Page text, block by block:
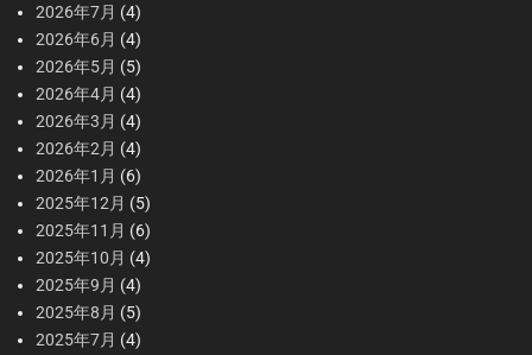
2026年7月 (4)
2026年6月 (4)
2026年5月 (5)
2026年4月 (4)
2026年3月 (4)
2026年2月 (4)
2026年1月 (6)
2025年12月 (5)
2025年11月 (6)
2025年10月 (4)
2025年9月 (4)
2025年8月 (5)
2025年7月 (4)